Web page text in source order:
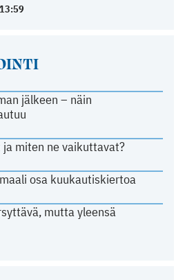
jälkeen – näin
miten ne vaikuttavat?
osa kuukautiskiertoa
mutta yleensä